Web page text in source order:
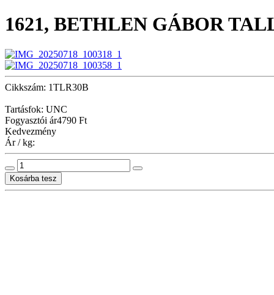
1621, BETHLEN GÁBOR
Cikkszám: 1TLR30B
Tartásfok: UNC
Fogyasztói ár4790 Ft
Kedvezmény
Ár / kg: